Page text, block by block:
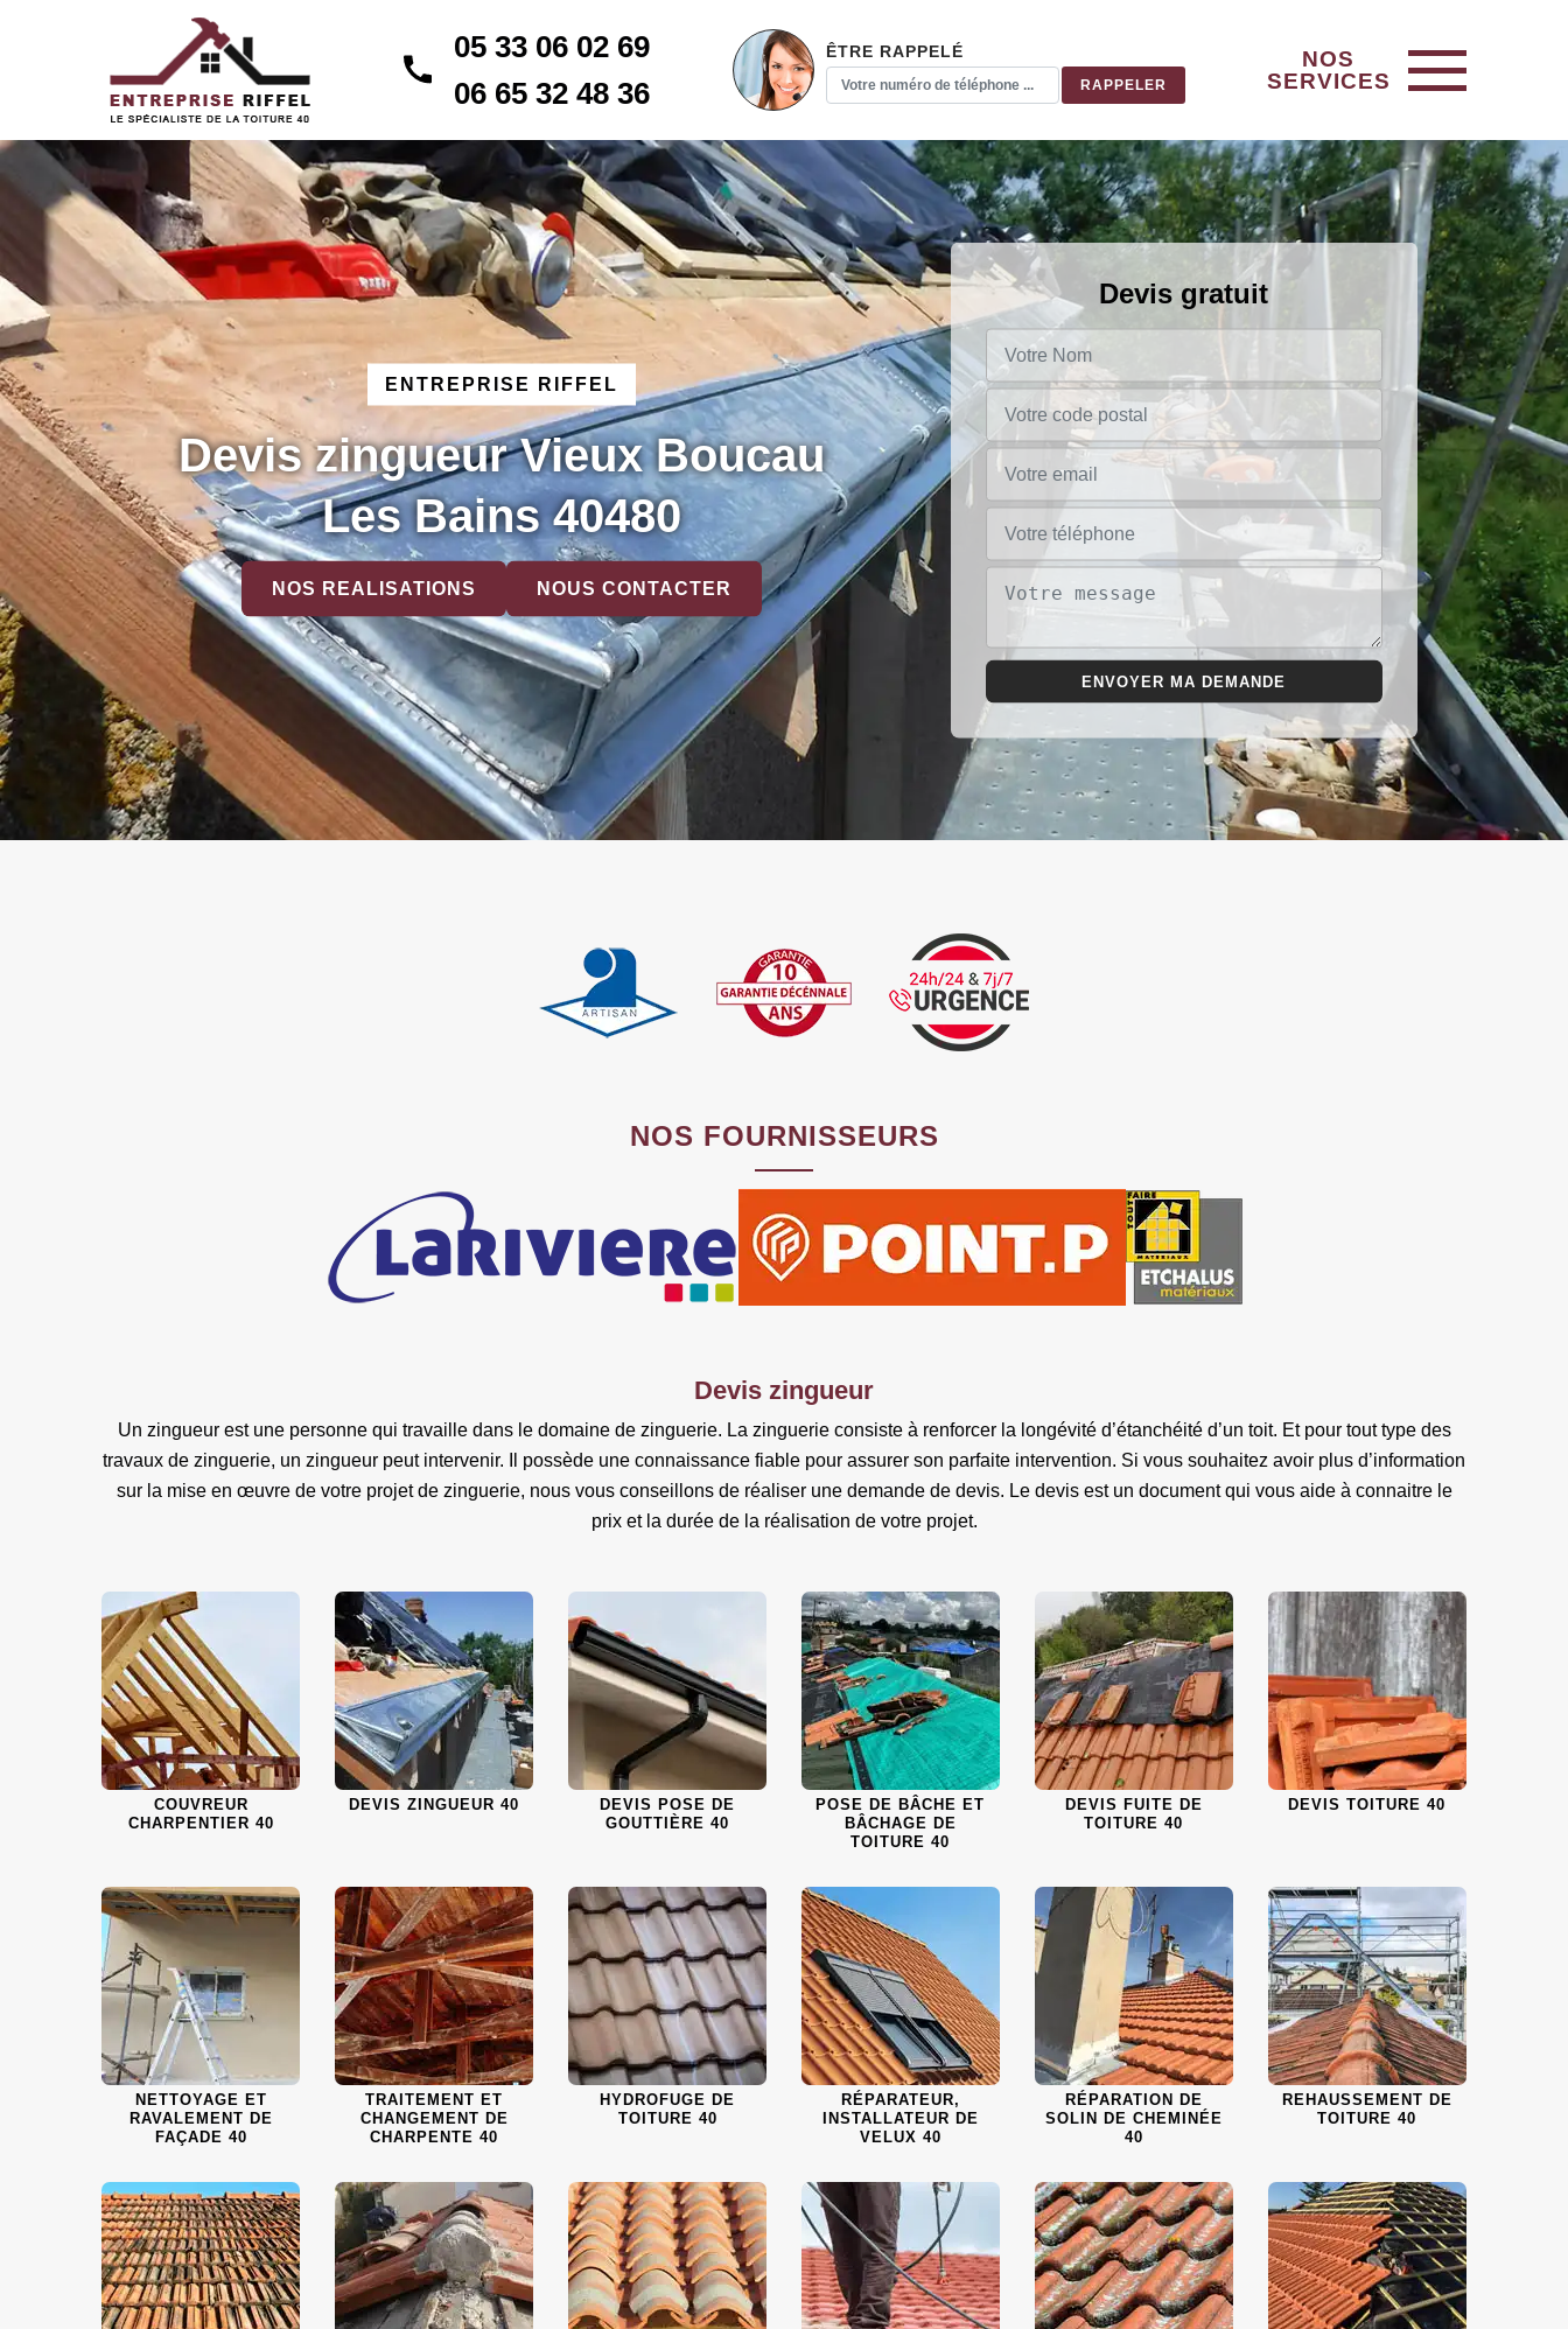
05 33 06 02 69
06 65 32 48 36
ÊTRE RAPPELÉ
NOS
SERVICES
ENTREPRISE RIFFEL
Devis zingueur Vieux Boucau
Les Bains 40480
NOS REALISATIONS NOUS CONTACTER
Devis gratuit
NOS FOURNISSEURS
Devis zingueur
Un zingueur est une personne qui travaille dans le domaine de zinguerie. La zinguerie consiste à renforcer la longévité d’étanchéité d’un toit. Et pour tout type des
travaux de zinguerie, un zingueur peut intervenir. Il possède une connaissance fiable pour assurer son parfaite intervention. Si vous souhaitez avoir plus d’information
sur la mise en œuvre de votre projet de zinguerie, nous vous conseillons de réaliser une demande de devis. Le devis est un document qui vous aide à connaitre le
prix et la durée de la réalisation de votre projet.
COUVREUR
CHARPENTIER 40
DEVIS ZINGUEUR 40
DEVIS POSE DE
GOUTTIÈRE 40
POSE DE BÂCHE ET
BÂCHAGE DE
TOITURE 40
DEVIS FUITE DE
TOITURE 40
DEVIS TOITURE 40
NETTOYAGE ET
RAVALEMENT DE
FAÇADE 40
TRAITEMENT ET
CHANGEMENT DE
CHARPENTE 40
HYDROFUGE DE
TOITURE 40
RÉPARATEUR,
INSTALLATEUR DE
VELUX 40
RÉPARATION DE
SOLIN DE CHEMINÉE
40
REHAUSSEMENT DE
TOITURE 40